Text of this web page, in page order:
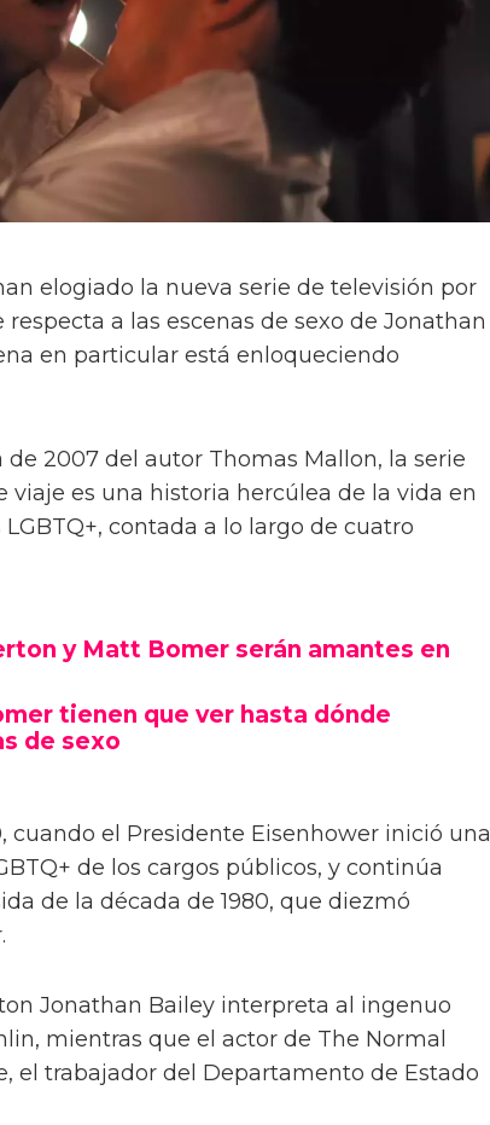
elogiado la nueva serie de televisión por
a las escenas de sexo de Jonathan
en particular está enloqueciendo
2007 del autor Thomas Mallon, la serie
viaje es una historia hercúlea de la vida en
contada a lo largo de cuatro
y Matt Bomer serán amantes en
tienen que ver hasta dónde
de sexo
cuando el Presidente Eisenhower inició una
de los cargos públicos, y continúa
de la década de 1980, que diezmó
Jonathan Bailey interpreta al ingenuo
mientras que el actor de The Normal
el trabajador del Departamento de Estado